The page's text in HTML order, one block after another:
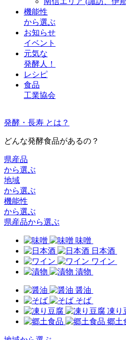
機能性
から選ぶ
お知らせ
イベント
元気な
発酵人！
レシピ
食品
工業協会
発酵・長寿 とは？
どんな発酵食品があるの？
県産品
から選ぶ
地域
から選ぶ
機能性
から選ぶ
県産品から選ぶ
味噌
日本酒
ワイン
漬物
醤油
そば
凍り
郷土